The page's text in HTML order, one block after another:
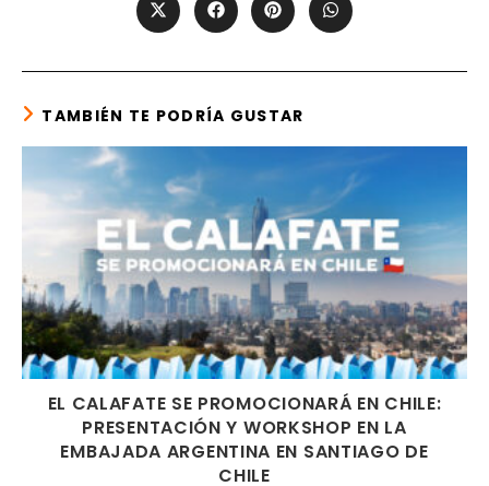
Opens
in
window
Opens
in
window
Opens
in
window
Opens
in
window
TAMBIÉN TE PODRÍA GUSTAR
EL CALAFATE SE PROMOCIONARÁ EN CHILE:
PRESENTACIÓN Y WORKSHOP EN LA
EMBAJADA ARGENTINA EN SANTIAGO DE
CHILE